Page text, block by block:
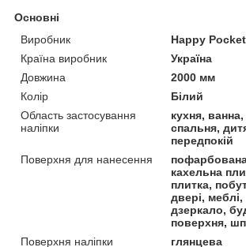
Основні
Виробник
Happy Pocket
Країна виробник
Україна
Довжина
2000 мм
Колір
Білий
Область застосування
наліпки
кухня, ванна,
спальня,
передпокій
Поверхня для нанесення
пофарбована
кахельна
плитка,
двері,
дзеркало,
поверхня,
Поверхня наліпки
глянцева